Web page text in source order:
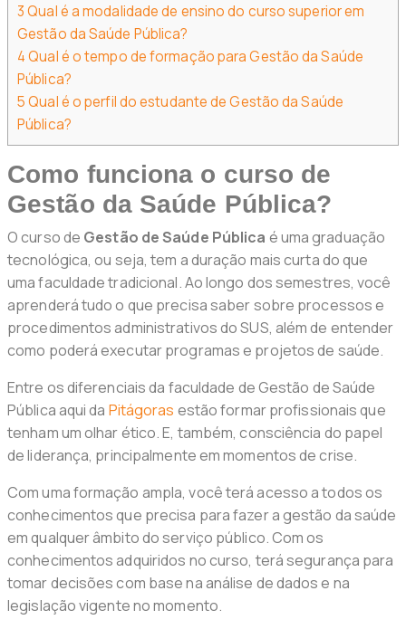
3Qual é a modalidade de ensino do curso superior em
Gestão da Saúde Pública?
4Qual é o tempo de formação para Gestão da Saúde
Pública?
5Qual é o perfil do estudante de Gestão da Saúde
Pública?
Como funciona o curso de
Gestão da Saúde Pública?
O curso de Gestão de Saúde Pública é uma graduação
tecnológica, ou seja, tem a duração mais curta do que
uma faculdade tradicional. Ao longo dos semestres, você
aprenderá tudo o que precisa saber sobre processos e
procedimentos administrativos do SUS, além de entender
como poderá executar programas e projetos de saúde.
Entre os diferenciais da faculdade de Gestão de Saúde
Pública aqui da Pitágoras estão formar profissionais que
tenham um olhar ético. E, também, consciência do papel
de liderança, principalmente em momentos de crise.
Com uma formação ampla, você terá acesso a todos os
conhecimentos que precisa para fazer a gestão da saúde
em qualquer âmbito do serviço público. Com os
conhecimentos adquiridos no curso, terá segurança para
tomar decisões com base na análise de dados e na
legislação vigente no momento.